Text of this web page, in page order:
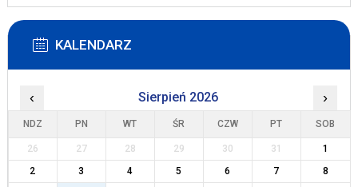
KALENDARZ
‹ Sierpień 2026 ›
NDZ PN WT ŚR CZW PT SOB
26 27 28 29 30 31
1
2
3 4 5 6 7
8